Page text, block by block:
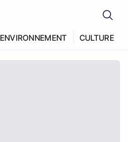
ENVIRONNEMENT CULTURE